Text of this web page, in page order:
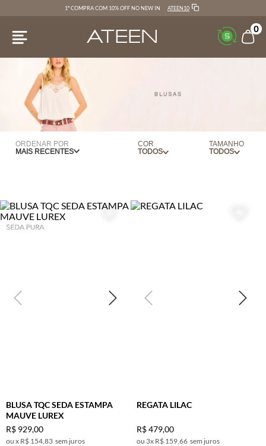
1ª COMPRA COM 10% OFF NO NEW IN ATEEN10
0
ORDENAR POR
MAIS RECENTES
COR
BERINJELA
RATO
TAMANHO
BLUSA TQC SEDA ESTAMPA
MAUVE LUREX
R$ 929,00
x R$ 154,83 sem juros
REGATA LILAC
R$ 479,00
3x R$ 159,66 sem juros